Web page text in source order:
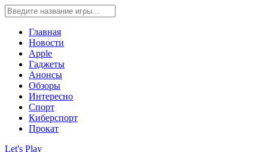
Главная
Новости
Apple
Гаджеты
Анонсы
Обзоры
Интересно
Спорт
Киберспорт
Прокат
Let's Play